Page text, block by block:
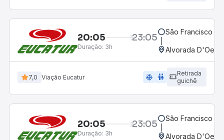
20:05 23:05
Duração: 3h
São Francisco
Alvorada
7,0 Viação Eucatur ac_unit wc
Retirada
guichê
20:05 23:05
Duração: 3h
São Francisco
Alvorada